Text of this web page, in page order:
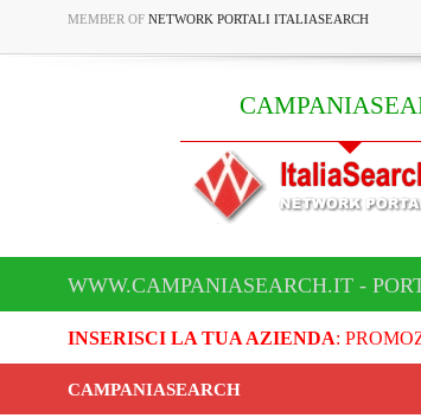
MEMBER OF NETWORK PORTALI ITALIASEARCH
WWW.CAMPANIASEARCH.IT -
INSERISCI LA TUA AZIENDA:
CAMPANIASEARCH